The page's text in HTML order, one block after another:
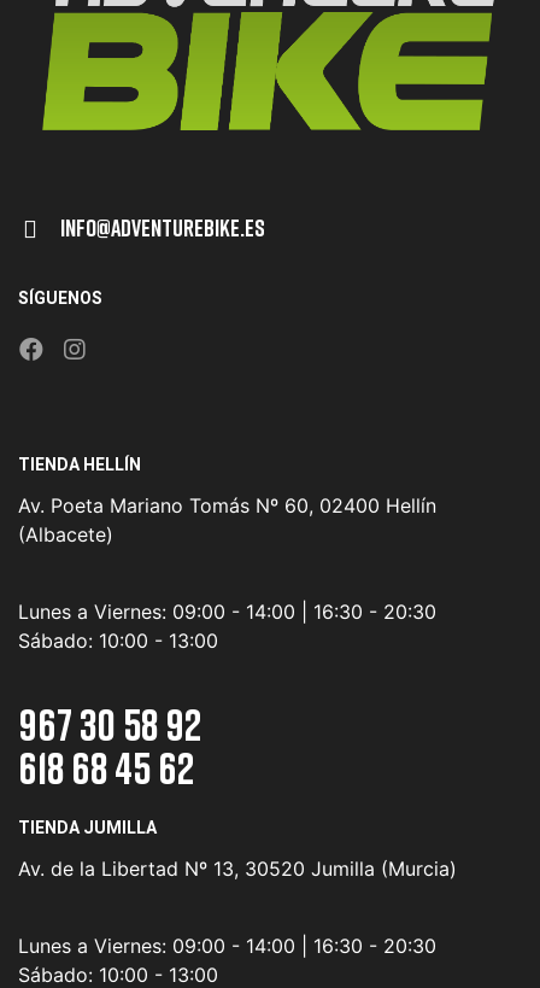
Info@adventurebike.es
SÍGUENOS
TIENDA HELLÍN
Av. Poeta Mariano Tomás Nº 60, 02400 Hellín
(Albacete)
Lunes a Viernes: 09:00 - 14:00 | 16:30 - 20:30
Sábado: 10:00 - 13:00
967 30 58 92
618 68 45 62
TIENDA JUMILLA
Av. de la Libertad Nº 13, 30520 Jumilla (Murcia)
Lunes a Viernes: 09:00 - 14:00 | 16:30 - 20:30
Sábado: 10:00 - 13:00